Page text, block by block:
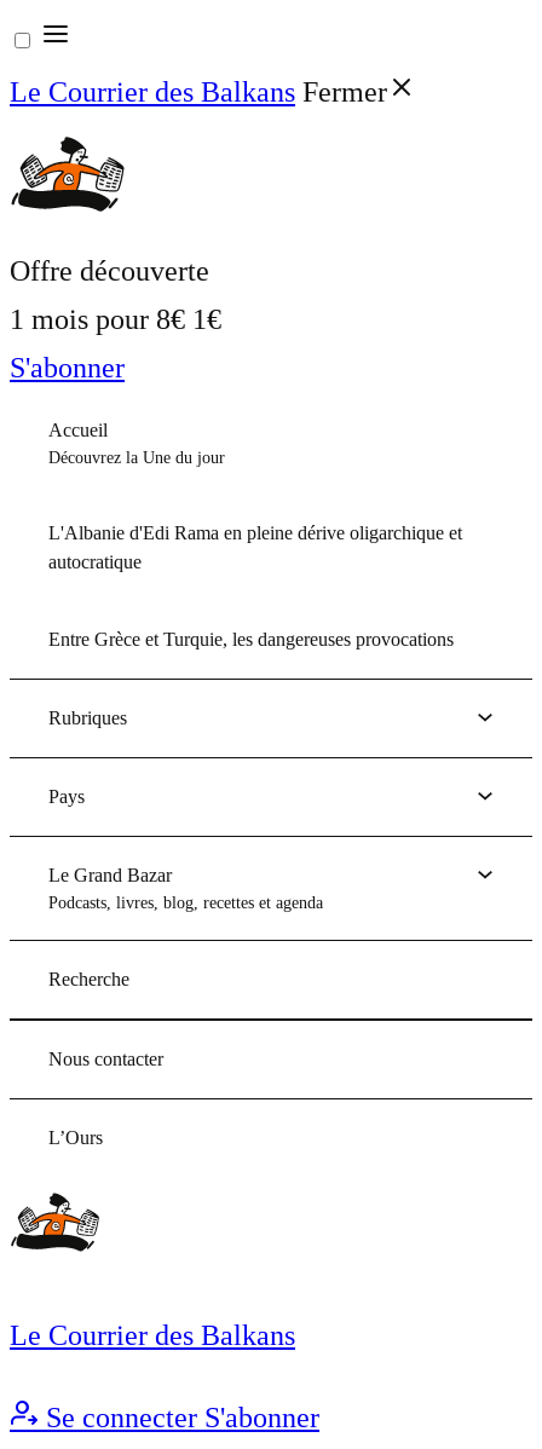
Aller
au
contenu
Le Courrier des Balkans Fermer
Offre découverte
1 mois pour 8€ 1€
S'abonner
Accueil
Découvrez la Une du jour
L'Albanie d'Edi Rama en pleine dérive oligarchique et
autocratique
Entre Grèce et Turquie, les dangereuses provocations
Rubriques
Pays
Le Grand Bazar
Podcasts, livres, blog, recettes et agenda
Recherche
Nous contacter
L’Ours
Le Courrier des Balkans
Se connecter S'abonner